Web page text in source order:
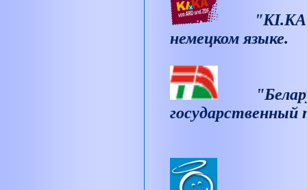
"
немецком языке.
государственный